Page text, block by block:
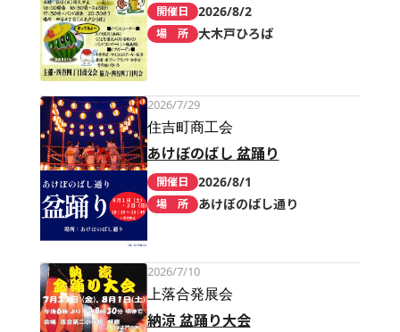
開催日 2026/8/2
場 所 大木戸ひろば
2026/7/29
住吉町商工会
あけぼのばし 盆踊り
開催日 2026/8/1
場 所 あけぼのばし通り
2026/7/10
上落合発展会
納涼 盆踊り大会